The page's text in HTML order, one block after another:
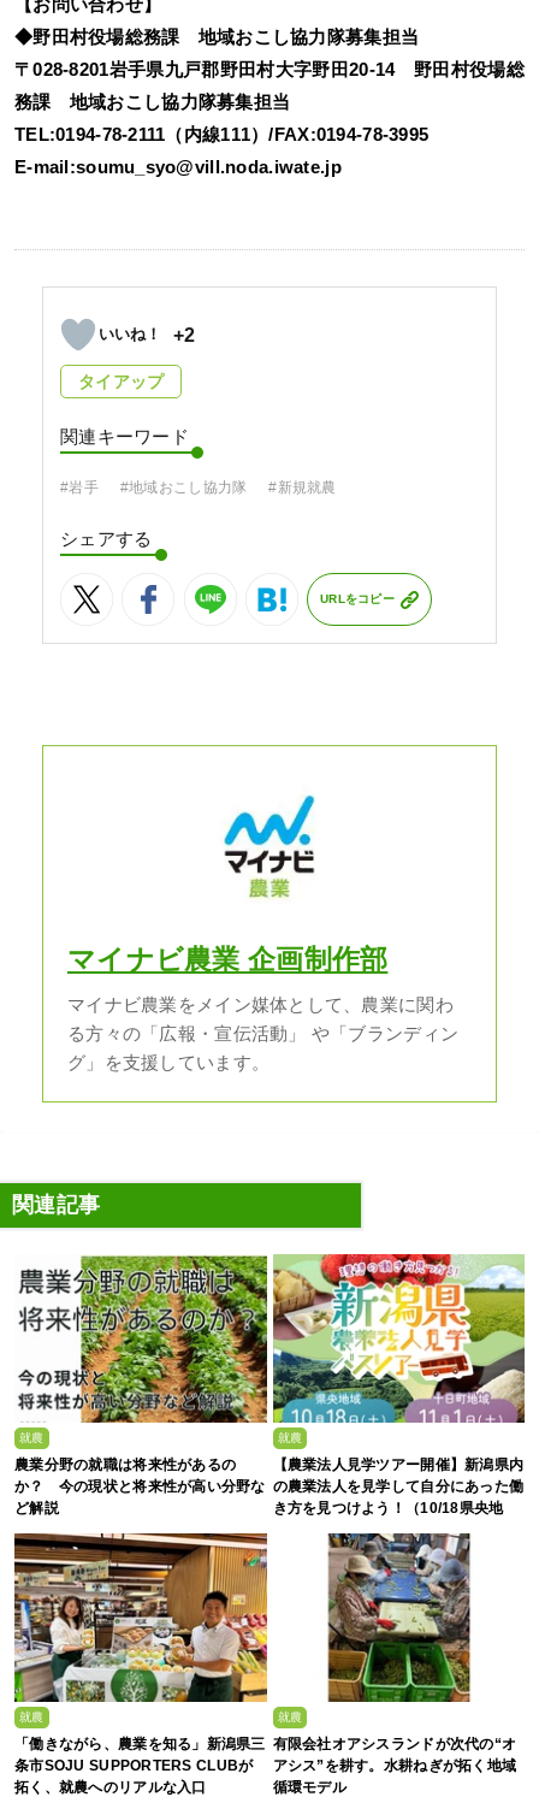
【お問い合わせ】
◆野田村役場総務課 地域おこし協力隊募集担当
〒028-8201岩手県九戸郡野田村大字野田20-14 野田村役場総
務課 地域おこし協力隊募集担当
TEL:0194-78-2111（内線111）/FAX:0194-78-3995
E-mail:soumu_syo@vill.noda.iwate.jp
+2
タイアップ
関連キーワード
#岩手 #地域おこし協力隊 #新規就農
シェアする
URLをコピー
マイナビ農業 企画制作部
マイナビ農業をメイン媒体として、農業に関わ
る方々の「広報・宣伝活動」 や「ブランディン
グ」を支援しています。
関連記事
就農
農業分野の就職は将来性があるの
か？ 今の現状と将来性が高い分野な
ど解説
就農
【農業法人見学ツアー開催】新潟県内
の農業法人を見学して自分にあった働
き方を見つけよう！（10/18県央地
域・11/1十日町地域）
就農
「働きながら、農業を知る」新潟県三
条市SOJU SUPPORTERS CLUBが
拓く、就農へのリアルな入口
就農
有限会社オアシスランドが次代の“オ
アシス”を耕す。水耕ねぎが拓く地域
循環モデル